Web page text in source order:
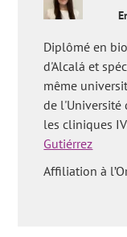
Diplômé en
d'Alcalá et
même
de l'Université
les cliniques
Gutiérrez
Affiliation à